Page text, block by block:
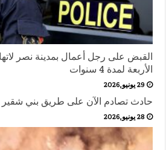
القبض على رجل أعمال بمدينة نصر
الأربعة لمدة 4 سنوات
29 يونيو,2026
حادث تصادم الآن على طريق بني شقير
28 يونيو,2026